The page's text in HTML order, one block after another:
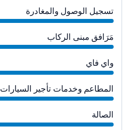
تسجيل الوصول والمغادرة
مَرَافق مبنى الركاب
واي فاي
المطاعم وخدمات تأجير السيارات
الصالة